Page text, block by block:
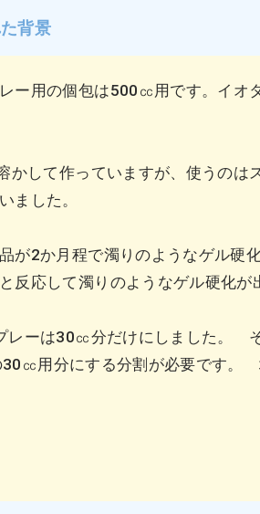
背景
ー用の個包は500㏄用です。イオ
かして作っていますが、使うの
ました。
が2か月程で濁りのようなゲル
反応して濁りのようなゲル硬化が
レーは30㏄分だけにしました。
㏄用分にする分割が必要です。